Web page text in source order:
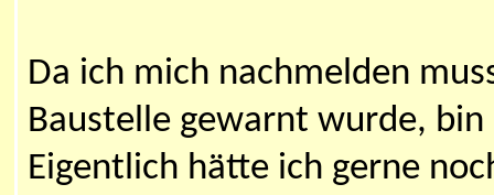
Da ich mich nachmelden
Baustelle gewarnt wurde,
Eigentlich hätte ich gerne